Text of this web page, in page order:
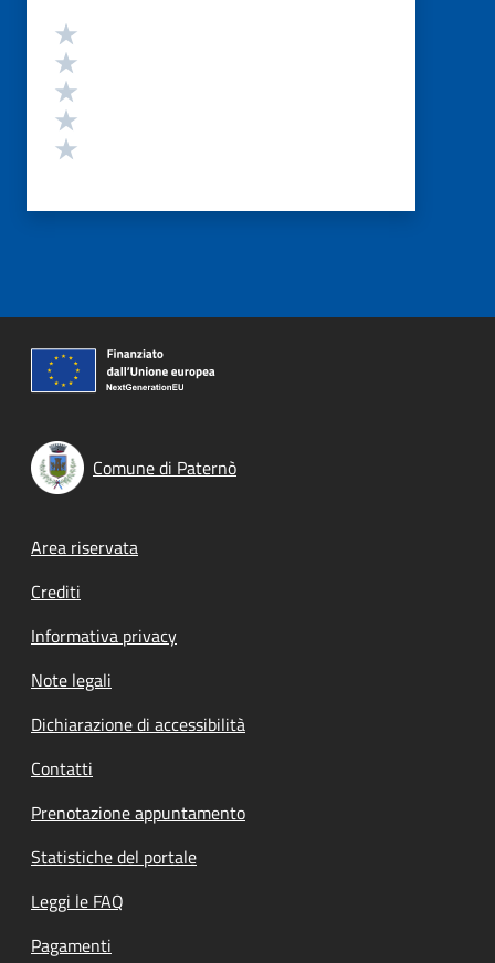
Valutazione
Comune di Paternò
Footer menu
Area riservata
Crediti
Informativa privacy
Note legali
Dichiarazione di accessibilità
Contatti
Prenotazione appuntamento
Statistiche del portale
Leggi le FAQ
Pagamenti